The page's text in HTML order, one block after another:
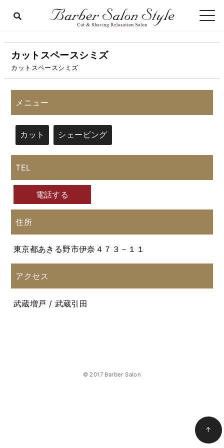
カットスペースシミズ
カットスペースシミズ
メニュー
カット シェービング
TEL
電話する
住所
東京都あきる野市伊奈４７３－１１
アクセス
武蔵増戸 / 武蔵引田
© 2017 Barber Salon
↑